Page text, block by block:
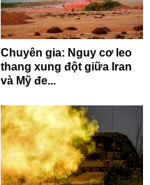
Chuyên gia: Nguy cơ leo
thang xung đột giữa Iran
và Mỹ đe...